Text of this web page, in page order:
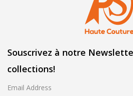
Souscrivez à notre
collections!